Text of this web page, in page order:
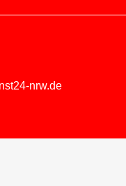
nrw.de